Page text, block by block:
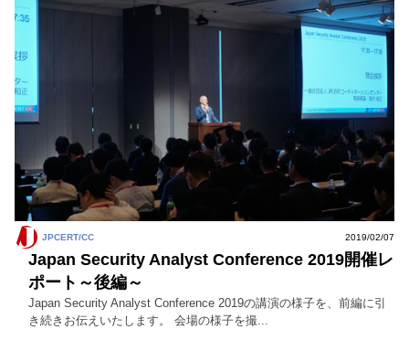
JPCERT/CC 2019/02/07
Japan Security Analyst Conference 2019開催レ
ポート～後編～
Japan Security Analyst Conference 2019の講演の様子を、前編に引
き続きお伝えいたします。 会場の様子を撮...